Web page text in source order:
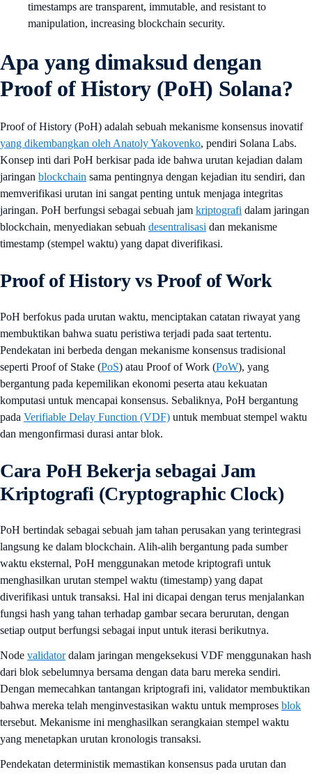
timestamps are transparent, immutable, and resistant to
manipulation, increasing blockchain security.
Apa yang dimaksud dengan
Proof of History (PoH) Solana?
Proof of History (PoH) adalah sebuah mekanisme konsensus inovatif
yang dikembangkan oleh Anatoly Yakovenko, pendiri Solana Labs.
Konsep inti dari PoH berkisar pada ide bahwa urutan kejadian dalam
jaringan blockchain sama pentingnya dengan kejadian itu sendiri, dan
memverifikasi urutan ini sangat penting untuk menjaga integritas
jaringan. PoH berfungsi sebagai sebuah jam kriptografi dalam jaringan
blockchain, menyediakan sebuah desentralisasi dan mekanisme
timestamp (stempel waktu) yang dapat diverifikasi.
Proof of History vs Proof of Work
PoH berfokus pada urutan waktu, menciptakan catatan riwayat yang
membuktikan bahwa suatu peristiwa terjadi pada saat tertentu.
Pendekatan ini berbeda dengan mekanisme konsensus tradisional
seperti Proof of Stake (PoS) atau Proof of Work (PoW), yang
bergantung pada kepemilikan ekonomi peserta atau kekuatan
komputasi untuk mencapai konsensus. Sebaliknya, PoH bergantung
pada Verifiable Delay Function (VDF) untuk membuat stempel waktu
dan mengonfirmasi durasi antar blok.
Cara PoH Bekerja sebagai Jam
Kriptografi (Cryptographic Clock)
PoH bertindak sebagai sebuah jam tahan perusakan yang terintegrasi
langsung ke dalam blockchain. Alih-alih bergantung pada sumber
waktu eksternal, PoH menggunakan metode kriptografi untuk
menghasilkan urutan stempel waktu (timestamp) yang dapat
diverifikasi untuk transaksi. Hal ini dicapai dengan terus menjalankan
fungsi hash yang tahan terhadap gambar secara berurutan, dengan
setiap output berfungsi sebagai input untuk iterasi berikutnya.
Node validatordalam jaringan mengeksekusi VDF menggunakan hash
dari blok sebelumnya bersama dengan data baru mereka sendiri.
Dengan memecahkan tantangan kriptografi ini, validator membuktikan
bahwa mereka telah menginvestasikan waktu untuk memproses blok
tersebut. Mekanisme ini menghasilkan serangkaian stempel waktu
yang menetapkan urutan kronologis transaksi.
Pendekatan deterministik memastikan konsensus pada urutan dan